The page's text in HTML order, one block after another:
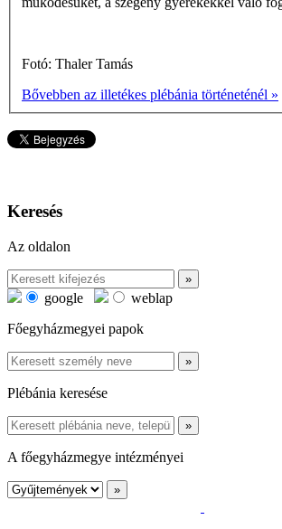
Fotó: Thaler Tamás
Bővebben az illetékes plébánia történeténél »
Keresés
Az oldalon
google
weblap
Főegyházmegyei papok
Plébánia keresése
A főegyházmegye intézményei